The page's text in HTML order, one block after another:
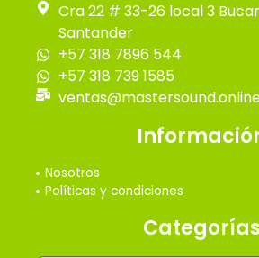
Cra 22 # 33-26 local 3
Santander
+57 318 7896 544
+57 318 739 1585
Nosotros
Políticas y condiciones
Categorías